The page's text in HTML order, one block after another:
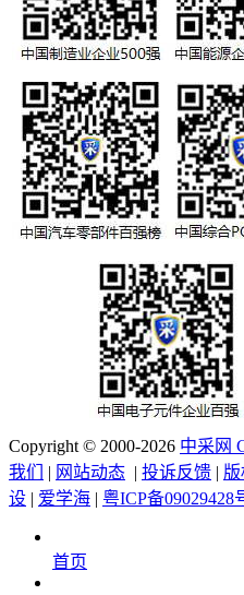
Copyright © 2000-2026 中采网
我们
| 网站动态 | 投诉反馈 |
设 | 爱学海 | 粤ICP备09029428
首页